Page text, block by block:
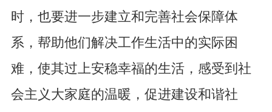
时，也要进一步建立和完善社会保障体
系，帮助他们解决工作生活中的实际困
难，使其过上安稳幸福的生活，感受到社
会主义大家庭的温暖，促进建设和谐社